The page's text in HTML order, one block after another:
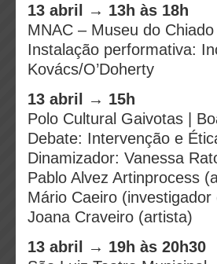
13 abril → 13h às 18h
MNAC – Museu do Chiado
Instalação performativa:
Kovács/O’Doherty
13 abril → 15h
Polo Cultural Gaivotas |
Debate: Intervenção e
Dinamizador: Vanessa
Pablo Alvez Artinprocess
Mário Caeiro (investigador
Joana Craveiro (artista)
13 abril → 19h às 20h30